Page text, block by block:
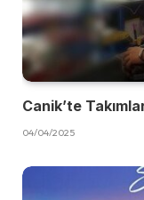
Canik’te
04/04/2025